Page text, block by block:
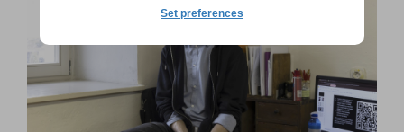
Set preferences